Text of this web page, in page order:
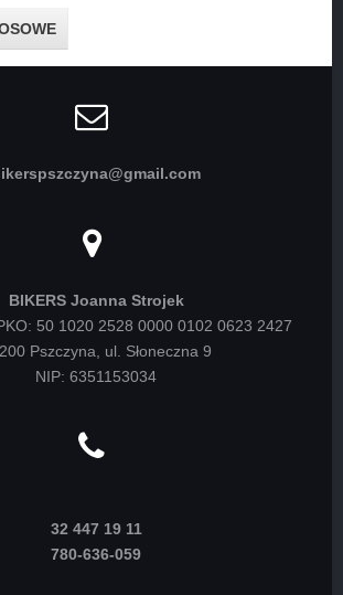
BIKERS Joanna Strojek
50 1020 2528 0000 0102 0623 2427
Pszczyna, ul. Słoneczna 9
NIP: 6351153034
32 447 19 11
780-636-059